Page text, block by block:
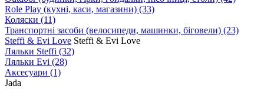
Role Play (кухні, каси, магазини) (33)
Коляски (11)
Транспортні засоби (велосипеди, машинки, біговели) (23)
Steffi & Evi Love Steffi & Evi Love
Ляльки Steffi (32)
Ляльки Evi (28)
Аксесуари (1)
Jada